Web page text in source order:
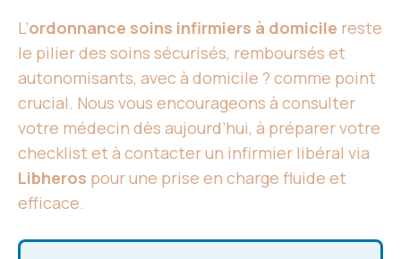
L’ordonnance soins infirmiers à domicile reste
le pilier des soins sécurisés, remboursés et
autonomisants, avec à domicile ? comme point
crucial. Nous vous encourageons à consulter
votre médecin dès aujourd’hui, à préparer votre
checklist et à contacter un infirmier libéral via
Libheros pour une prise en charge fluide et
efficace.